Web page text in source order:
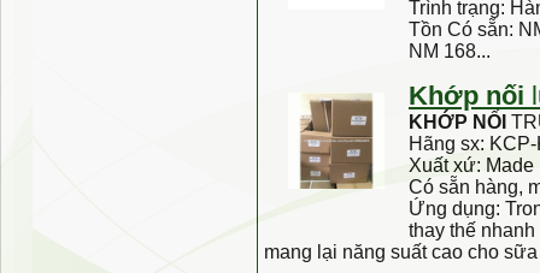
Trình trạng:
Tồn Có sẵn:
NM 168...
Khớp nối
KHỚP NỐI
Hãng sx:
Xuất xứ: Made
Có sẵn hàng,
Ứng dụng:
thay thế
mang lại năng suất cao cho